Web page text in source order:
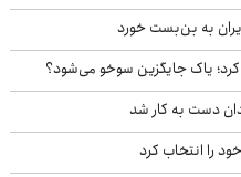
به بن‌بست خورد
یاک جایگزین سوخو می‌شود؟
آدان دست به کار شد
را انتخاب کرد